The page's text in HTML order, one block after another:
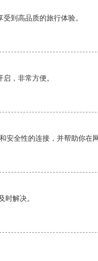
到高品质的旅行体验。
，非常方便。
全性的连接，并帮助你在
时解决。